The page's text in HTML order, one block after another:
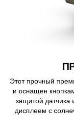
Этот прочный
и оснащен
защитой
дисплеем с